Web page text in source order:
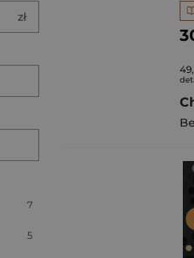
zł
Liczba pozycji:
7
Liczba pozycji:
5